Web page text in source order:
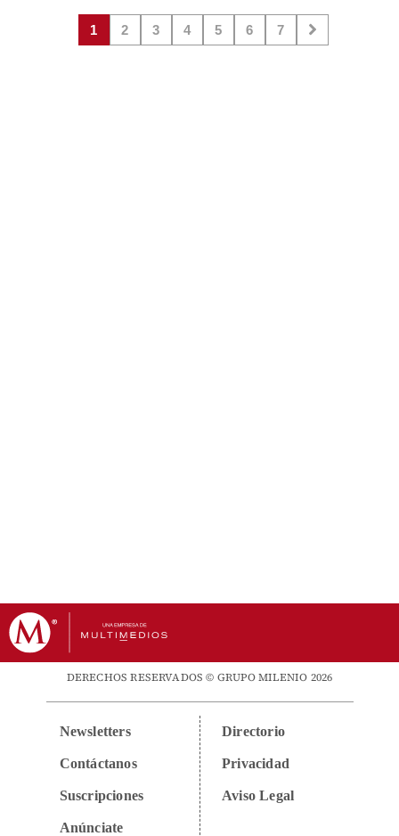
1 2 3 4 5 6 7
DERECHOS RESERVADOS © GRUPO MILENIO 2026
Newsletters
Contáctanos
Suscripciones
Anúnciate
Directorio
Privacidad
Aviso Legal